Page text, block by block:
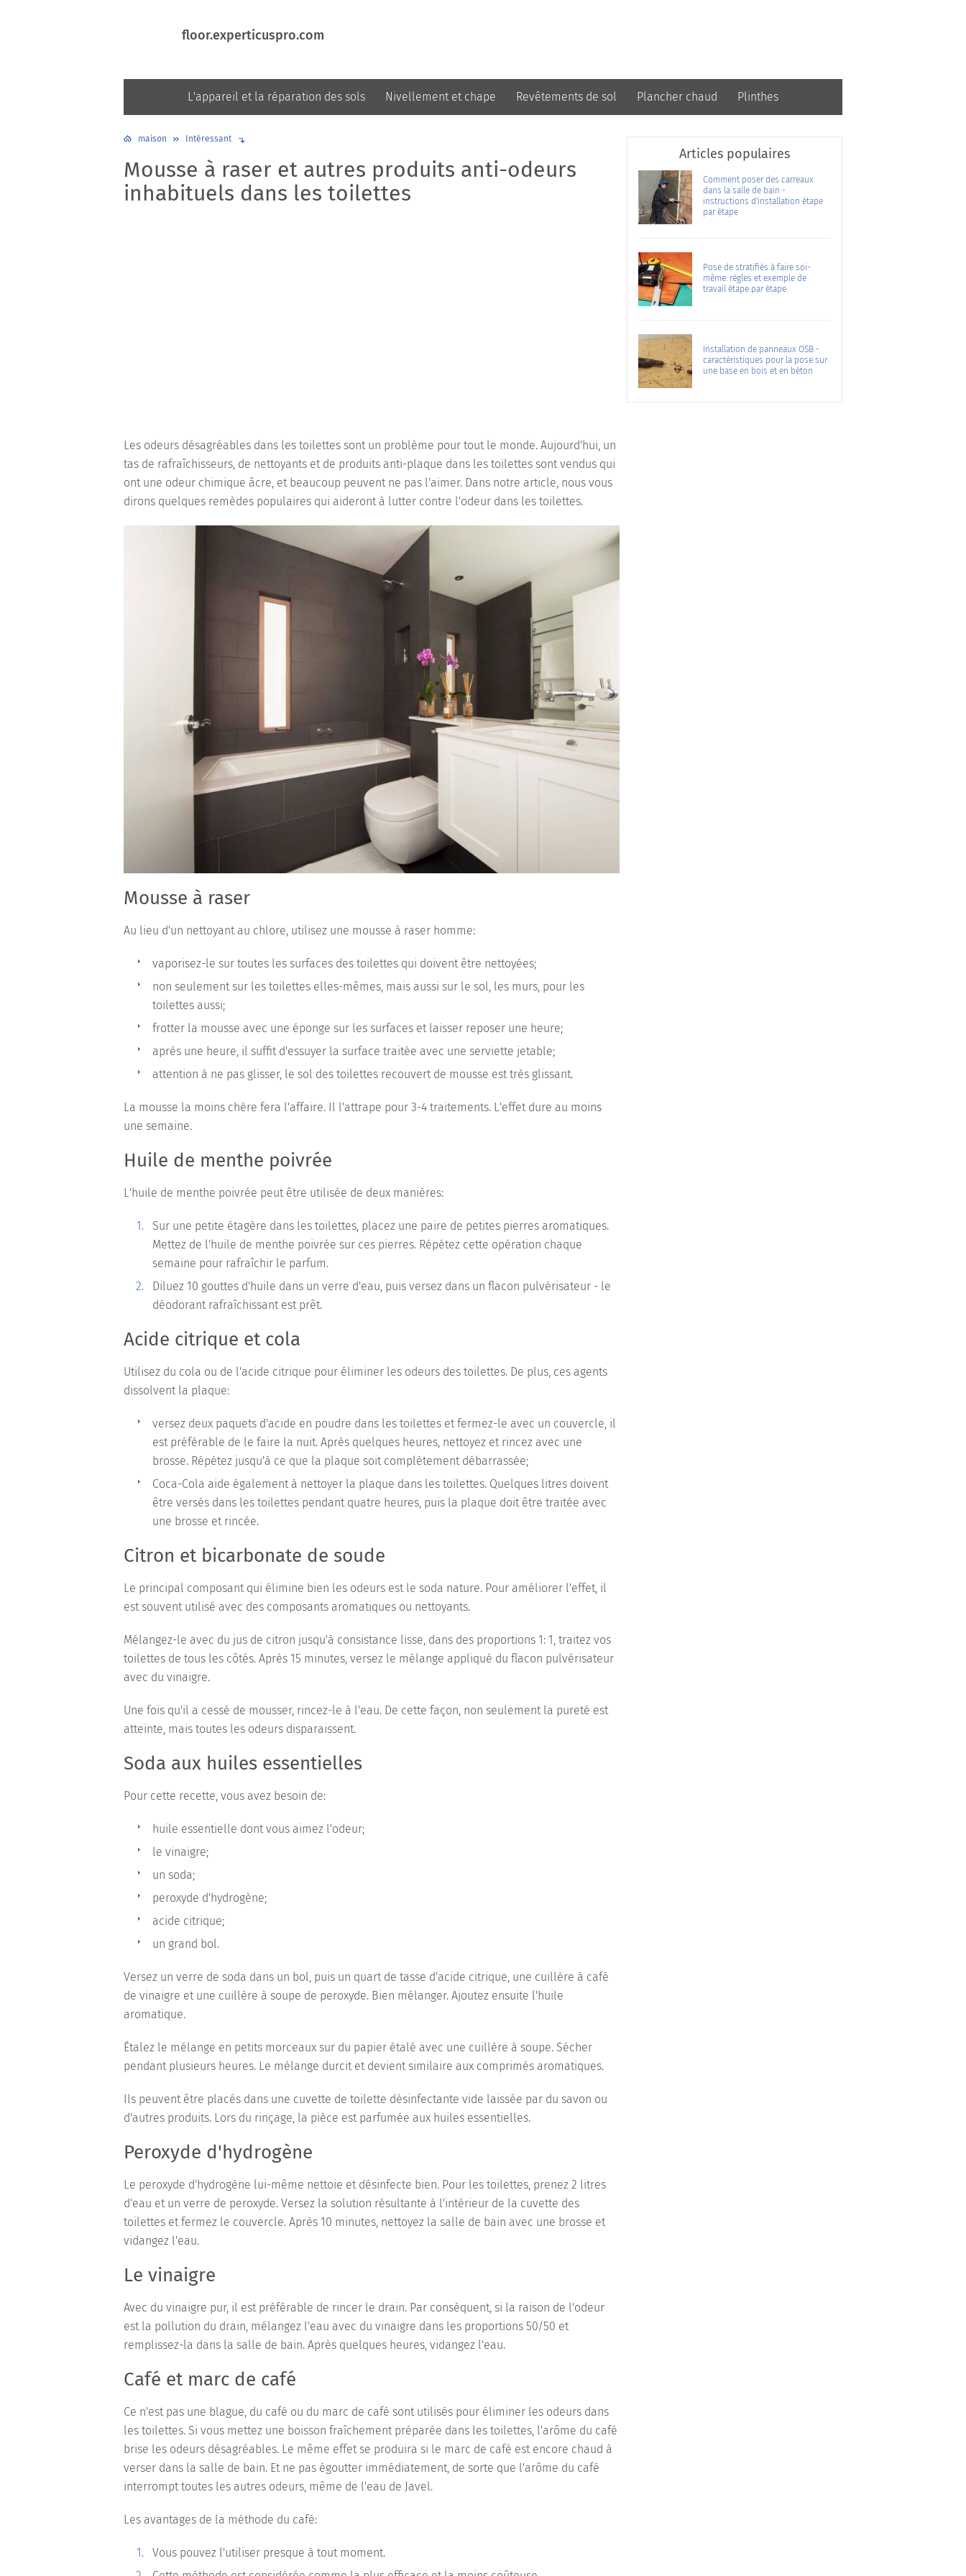
floor.experticuspro.com
L'appareil et la réparation des sols Nivellement et chape Revêtements de sol Plancher chaud Plinthes
maison Intéressant
Mousse à raser et autres produits anti-odeurs
inhabituels dans les toilettes
Les odeurs désagréables dans les toilettes sont un problème pour tout le monde. Aujourd'hui, un
tas de rafraîchisseurs, de nettoyants et de produits anti-plaque dans les toilettes sont vendus qui
ont une odeur chimique âcre, et beaucoup peuvent ne pas l'aimer. Dans notre article, nous vous
dirons quelques remèdes populaires qui aideront à lutter contre l'odeur dans les toilettes.
Mousse à raser
Au lieu d'un nettoyant au chlore, utilisez une mousse à raser homme:
vaporisez-le sur toutes les surfaces des toilettes qui doivent être nettoyées;
non seulement sur les toilettes elles-mêmes, mais aussi sur le sol, les murs, pour les
toilettes aussi;
frotter la mousse avec une éponge sur les surfaces et laisser reposer une heure;
après une heure, il suffit d'essuyer la surface traitée avec une serviette jetable;
attention à ne pas glisser, le sol des toilettes recouvert de mousse est très glissant.
La mousse la moins chère fera l'affaire. Il l'attrape pour 3-4 traitements. L'effet dure au moins
une semaine.
Huile de menthe poivrée
L'huile de menthe poivrée peut être utilisée de deux manières:
Sur une petite étagère dans les toilettes, placez une paire de petites pierres aromatiques.
Mettez de l'huile de menthe poivrée sur ces pierres. Répétez cette opération chaque
semaine pour rafraîchir le parfum.
Diluez 10 gouttes d'huile dans un verre d'eau, puis versez dans un flacon pulvérisateur - le
déodorant rafraîchissant est prêt.
Acide citrique et cola
Utilisez du cola ou de l'acide citrique pour éliminer les odeurs des toilettes. De plus, ces agents
dissolvent la plaque:
versez deux paquets d'acide en poudre dans les toilettes et fermez-le avec un couvercle, il
est préférable de le faire la nuit. Après quelques heures, nettoyez et rincez avec une
brosse. Répétez jusqu'à ce que la plaque soit complètement débarrassée;
Coca-Cola aide également à nettoyer la plaque dans les toilettes. Quelques litres doivent
être versés dans les toilettes pendant quatre heures, puis la plaque doit être traitée avec
une brosse et rincée.
Citron et bicarbonate de soude
Le principal composant qui élimine bien les odeurs est le soda nature. Pour améliorer l'effet, il
est souvent utilisé avec des composants aromatiques ou nettoyants.
Mélangez-le avec du jus de citron jusqu'à consistance lisse, dans des proportions 1: 1, traitez vos
toilettes de tous les côtés. Après 15 minutes, versez le mélange appliqué du flacon pulvérisateur
avec du vinaigre.
Une fois qu'il a cessé de mousser, rincez-le à l'eau. De cette façon, non seulement la pureté est
atteinte, mais toutes les odeurs disparaissent.
Soda aux huiles essentielles
Pour cette recette, vous avez besoin de:
huile essentielle dont vous aimez l'odeur;
le vinaigre;
un soda;
peroxyde d'hydrogène;
acide citrique;
un grand bol.
Versez un verre de soda dans un bol, puis un quart de tasse d'acide citrique, une cuillère à café
de vinaigre et une cuillère à soupe de peroxyde. Bien mélanger. Ajoutez ensuite l'huile
aromatique.
Étalez le mélange en petits morceaux sur du papier étalé avec une cuillère à soupe. Sécher
pendant plusieurs heures. Le mélange durcit et devient similaire aux comprimés aromatiques.
Ils peuvent être placés dans une cuvette de toilette désinfectante vide laissée par du savon ou
d'autres produits. Lors du rinçage, la pièce est parfumée aux huiles essentielles.
Peroxyde d'hydrogène
Le peroxyde d'hydrogène lui-même nettoie et désinfecte bien. Pour les toilettes, prenez 2 litres
d'eau et un verre de peroxyde. Versez la solution résultante à l'intérieur de la cuvette des
toilettes et fermez le couvercle. Après 10 minutes, nettoyez la salle de bain avec une brosse et
vidangez l'eau.
Le vinaigre
Avec du vinaigre pur, il est préférable de rincer le drain. Par conséquent, si la raison de l'odeur
est la pollution du drain, mélangez l'eau avec du vinaigre dans les proportions 50/50 et
remplissez-la dans la salle de bain. Après quelques heures, vidangez l'eau.
Café et marc de café
Ce n'est pas une blague, du café ou du marc de café sont utilisés pour éliminer les odeurs dans
les toilettes. Si vous mettez une boisson fraîchement préparée dans les toilettes, l'arôme du café
brise les odeurs désagréables. Le même effet se produira si le marc de café est encore chaud à
verser dans la salle de bain. Et ne pas égoutter immédiatement, de sorte que l'arôme du café
interrompt toutes les autres odeurs, même de l'eau de Javel.
Les avantages de la méthode du café:
Vous pouvez l'utiliser presque à tout moment.
Articles populaires
Comment poser des carreaux
dans la salle de bain -
instructions d'installation étape
par étape
Pose de stratifiés à faire soi-
même: règles et exemple de
travail étape par étape
Installation de panneaux OSB -
caractéristiques pour la pose sur
une base en bois et en béton